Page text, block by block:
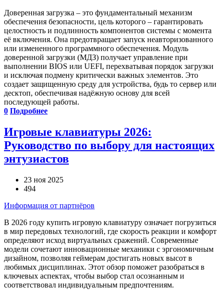
Доверенная загрузка – это фундаментальный механизм
обеспечения безопасности, цель которого – гарантировать
целостность и подлинность компонентов системы с момента
её включения. Она предотвращает запуск неавторизованного
или измененного программного обеспечения. Модуль
доверенной загрузки (МДЗ) получает управление при
выполнении BIOS или UEFI, перехватывая порядок загрузки
и исключая подмену критически важных элементов. Это
создает защищенную среду для устройства, будь то сервер или
десктоп, обеспечивая надёжную основу для всей
последующей работы.
0 Подробнее
Игровые клавиатуры 2026:
Руководство по выбору для настоящих
энтузиастов
23 ноя 2025
494
Информация от партнёров
В 2026 году купить игровую клавиатуру означает погрузиться
в мир передовых технологий, где скорость реакции и комфорт
определяют исход виртуальных сражений. Современные
модели сочетают инновационные механики с эргономичным
дизайном, позволяя геймерам достигать новых высот в
любимых дисциплинах. Этот обзор поможет разобраться в
ключевых аспектах, чтобы выбор стал осознанным и
соответствовал индивидуальным предпочтениям.